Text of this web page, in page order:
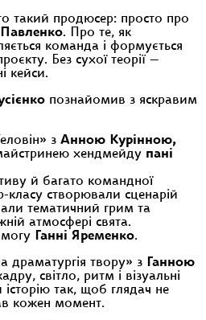
такий продюсер: просто про
. Про те, як
команда і формується
Без сухої теорії —
кейси.
познайомив з яскравим
з Анною Курінною,
хендмейду пані
й багато командної
класу створювали сценарій
тематичний грим та
атмосфері свята.
Ганні Яременко.
драматургія твору» з
Ганною
світло, ритм і візуальні
так, щоб глядач не
кожен момент.